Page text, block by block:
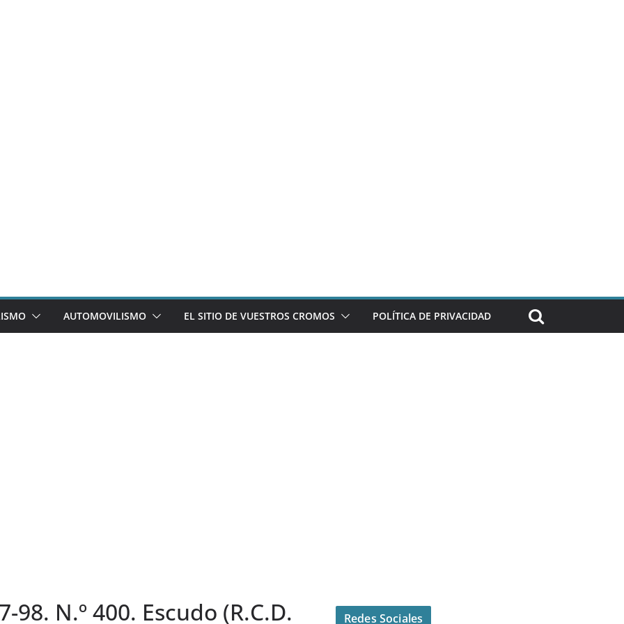
AUTOMOVILISMO EL SITIO DE VUESTROS CROMOS POLÍTICA DE PRIVACIDAD
98. N.º 400. Escudo (R.C.D.
Redes Sociales